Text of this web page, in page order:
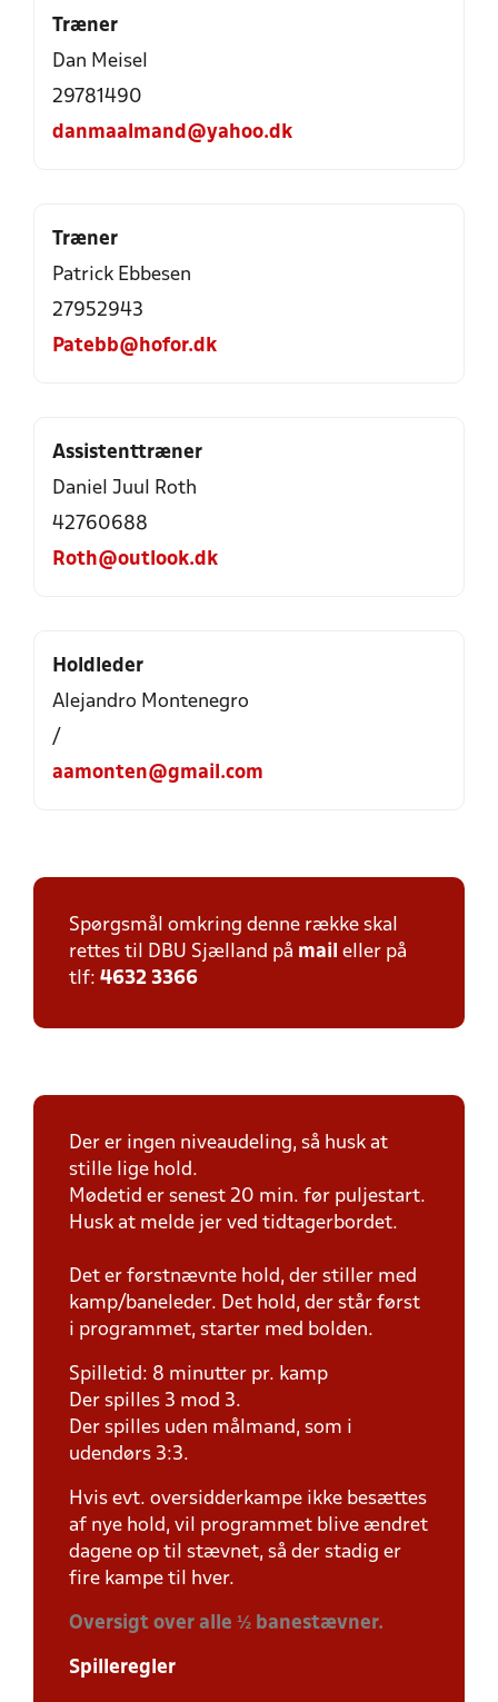
Træner
Dan Meisel
29781490
danmaalmand@yahoo.dk
Træner
Patrick Ebbesen
27952943
Patebb@hofor.dk
Assistenttræner
Daniel Juul Roth
42760688
Roth@outlook.dk
Holdleder
Alejandro Montenegro
/
aamonten@gmail.com
Spørgsmål omkring denne række skal
rettes til DBU Sjælland på mail eller på
tlf: 4632 3366
Der er ingen niveaudeling, så husk at
stille lige hold.
Mødetid er senest 20 min. før puljestart.
Husk at melde jer ved tidtagerbordet.
Det er førstnævnte hold, der stiller med
kamp/baneleder. Det hold, der står først
i programmet, starter med bolden.
Spilletid: 8 minutter pr. kamp
Der spilles 3 mod 3.
Der spilles uden målmand, som i
udendørs 3:3.
Hvis evt. oversidderkampe ikke besættes
af nye hold, vil programmet blive ændret
dagene op til stævnet, så der stadig er
fire kampe til hver.
Oversigt over alle ½ banestævner.
Spilleregler